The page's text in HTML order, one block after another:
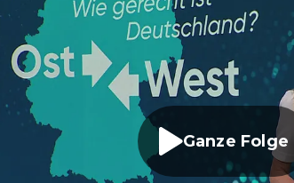
Ganze Folge